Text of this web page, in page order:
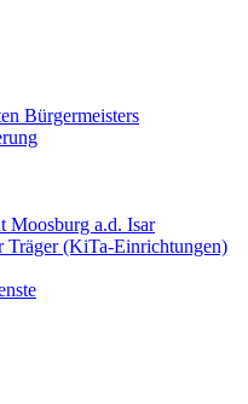
Bürgermeisters
Moosburg a.d. Isar
Träger (KiTa-Einrichtungen)